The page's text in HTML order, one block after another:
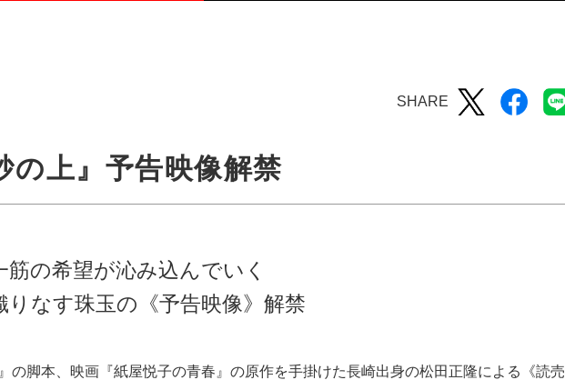
SHARE
の上』予告映像解禁
の希望が沁み込んでいく
なす珠⽟の《予告映像》解禁
の脚本、映画『紙屋悦⼦の⻘春』の原作を⼿掛けた⻑崎出⾝の松⽥正隆による《読売